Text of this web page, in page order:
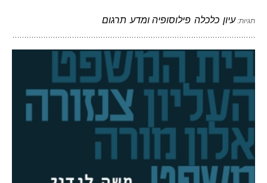
תגיות:עיון כלכלה פילוסופיה ומדע תרגום